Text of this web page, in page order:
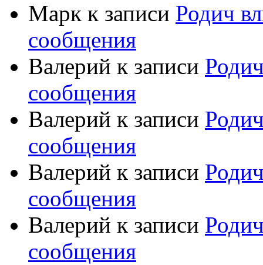
Марк к записи Родич
сообщения
Валерий к записи
сообщения
Валерий к записи
сообщения
Валерий к записи
сообщения
Валерий к записи
сообщения